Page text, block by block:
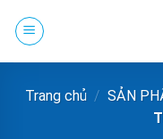
đến
dungTrang chủ / SẢN